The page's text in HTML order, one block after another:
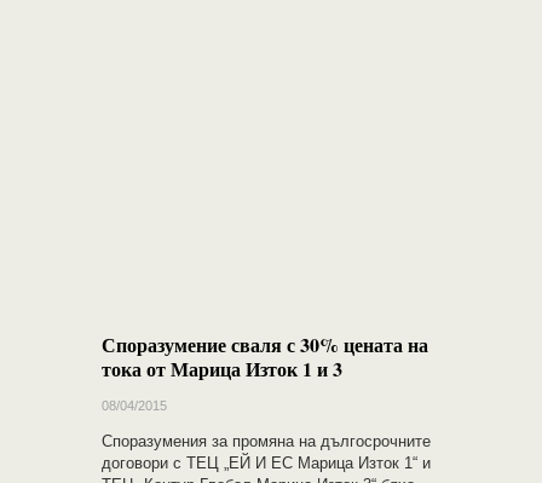
Споразумение сваля с 30% цената на
тока от Марица Изток 1 и 3
08/04/2015
Споразумения за промяна на дългосрочните
договори с ТЕЦ „ЕЙ И ЕС Марица Изток 1“ и